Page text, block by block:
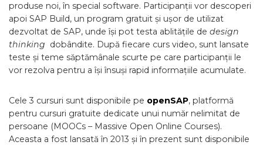
produse noi, în special software. Participanții vor descoperi
apoi SAP Build, un program gratuit și ușor de utilizat
dezvoltat de SAP, unde își pot testa ablitățile de design
thinking dobândite. După fiecare curs video, sunt lansate
teste și teme săptămânale scurte pe care participanții le
vor rezolva pentru a își însuși rapid informațiile acumulate.
Cele 3 cursuri sunt disponibile pe openSAP, platformă
pentru cursuri gratuite dedicate unui număr nelimitat de
persoane (MOOCs – Massive Open Online Courses).
Aceasta a fost lansată în 2013 și în prezent sunt disponibile